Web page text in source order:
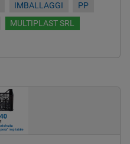
IMBALLAGGI
PP
MULTIPLAST SRL